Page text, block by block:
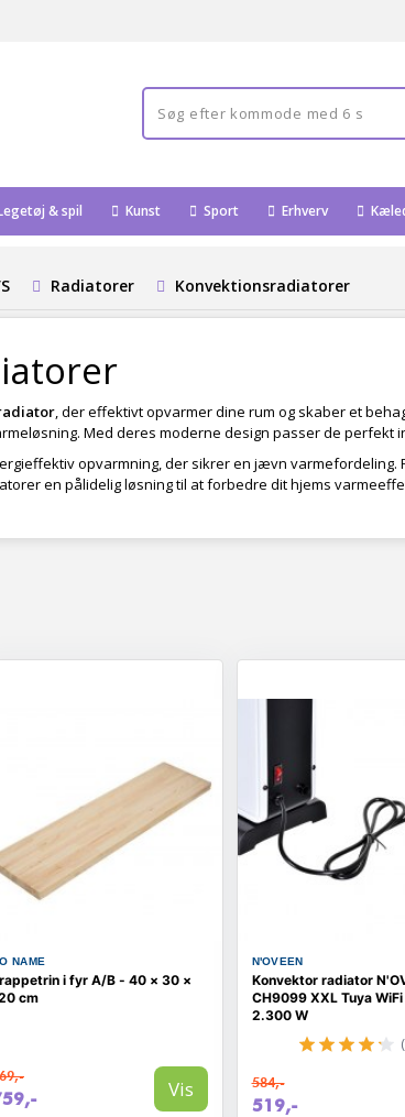
& spil Kunst Sport Erhverv
Radiatorer Konvektionsradiatorer
, der effektivt opvarmer dine rum og skaber et
Med deres moderne design passer de perfekt
opvarmning, der sikrer en jævn
en pålidelig løsning til at forbedre dit hjems
NAME
i fyr A/B - 40 × 30 ×
cm
Vis
N'OVEEN
Konvektor radiator
CH9099 XXL Tuya
2.300 W
584,-
519,-